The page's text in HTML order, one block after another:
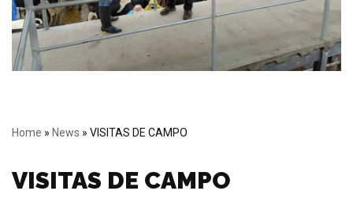
Home » News » VISITAS DE CAMPO
VISITAS DE CAMPO